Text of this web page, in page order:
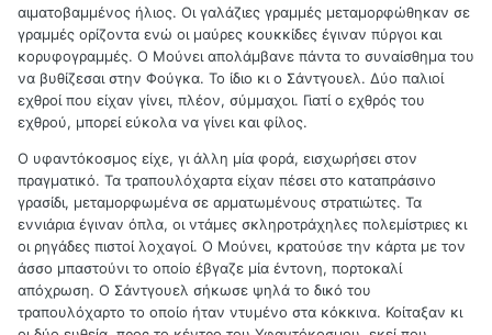
αιματοβαμμένος ήλιος. Οι γαλάζιες γραμμές μεταμορφώθηκαν σε
γραμμές ορίζοντα ενώ οι μαύρες κουκκίδες έγιναν πύργοι και
κορυφογραμμές. Ο Μούνει απολάμβανε πάντα το συναίσθημα του
να βυθίζεσαι στην Φούγκα. Το ίδιο κι ο Σάντγουελ. Δύο παλιοί
εχθροί που είχαν γίνει, πλέον, σύμμαχοι. Γιατί ο εχθρός του
εχθρού, μπορεί εύκολα να γίνει και φίλος.
Ο υφαντόκοσμος είχε, γι άλλη μία φορά, εισχωρήσει στον
πραγματικό. Τα τραπουλόχαρτα είχαν πέσει στο καταπράσινο
γρασίδι, μεταμορφωμένα σε αρματωμένους στρατιώτες. Τα
εννιάρια έγιναν όπλα, οι ντάμες σκληροτράχηλες πολεμίστριες κι
οι ρηγάδες πιστοί λοχαγοί. Ο Μούνει, κρατούσε την κάρτα με τον
άσσο μπαστούνι το οποίο έβγαζε μία έντονη, πορτοκαλί
απόχρωση. Ο Σάντγουελ σήκωσε ψηλά το δικό του
τραπουλόχαρτο το οποίο ήταν ντυμένο στα κόκκινα. Κοίταξαν κι